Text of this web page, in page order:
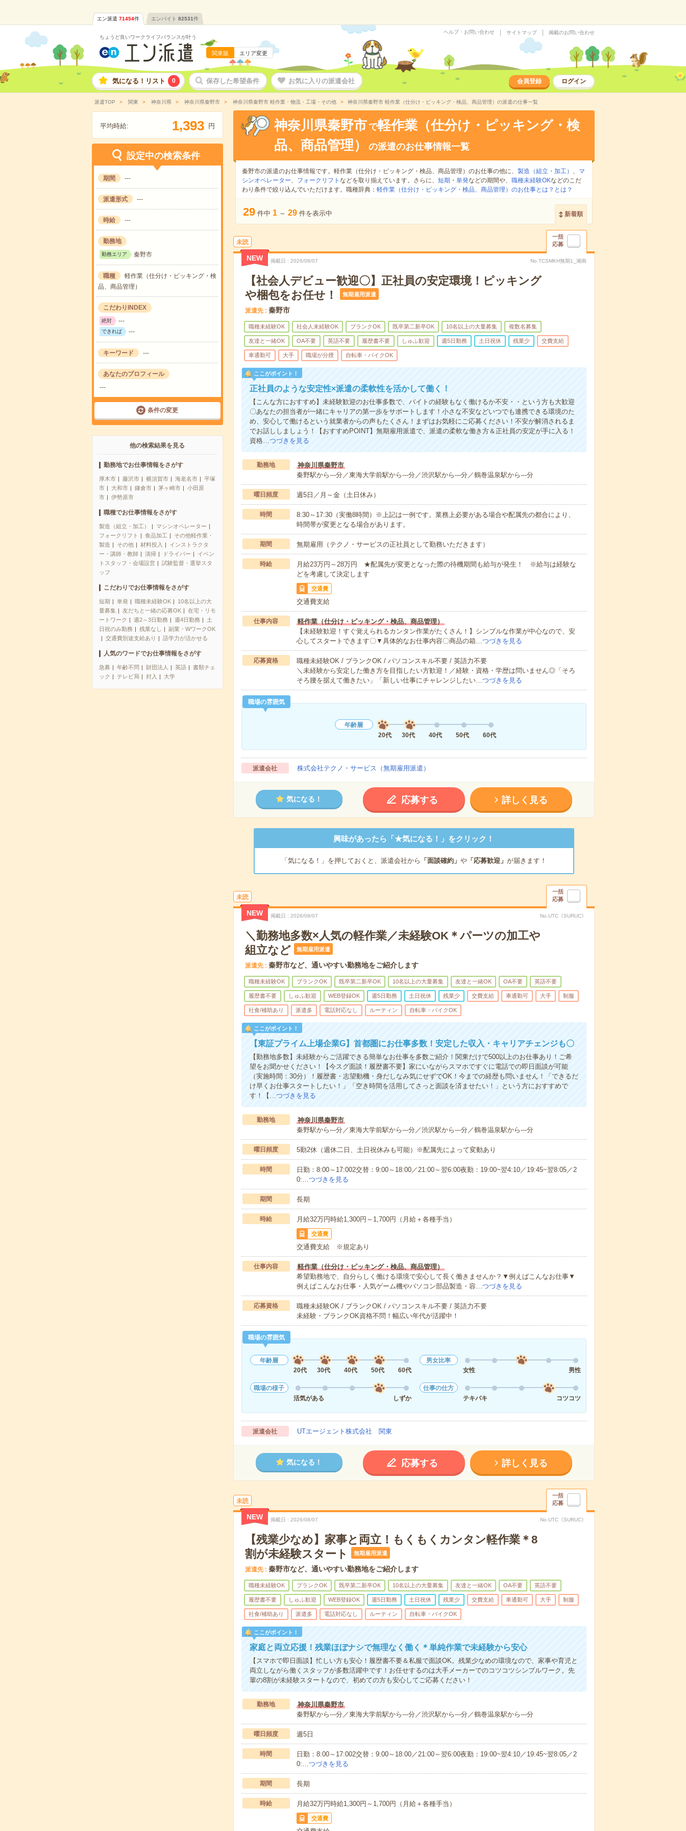
エン派遣 71454件 エンバイト 82531件
ちょうど良いワークライフバランスが叶う
関東版 エリア変更
ヘルプ・お問い合わせ サイトマップ 掲載のお問い合わせ
気になる！リスト 0 保存した希望条件 お気に入りの派遣会社 会員登録 ログイン
派遣TOP 関東 神奈川県 神奈川県秦野市 神奈川県秦野市 軽作業・物流・工場・その他 神奈川県秦野市 軽作業（仕分け・ピッキング・検品、商品管理）の派遣の仕事一覧
平均時給: 1,393 円
設定中の検索条件
期間 ---
派遣形式 ---
時給 ---
勤務地
勤務エリア 秦野市
職種
軽作業（仕分け・ピッキング・検
品、商品管理）
こだわりINDEX
絶対 ---
できれば ---
キーワード ---
あなたのプロフィール
---
条件の変更
他の検索結果を見る
勤務地でお仕事情報をさがす
厚木市 藤沢市 横須賀市 海老名市
平塚
市
大和市 鎌倉市 茅ヶ崎市
小田原
市
伊勢原市
職種でお仕事情報をさがす
製造（組立・加工）
マシンオペレーター
フォークリフト
食品加工
その他軽作業・
製造
その他 材料投入
インストラクタ
ー・講師・教師
清掃 ドライバー
イベン
トスタッフ・会場設営
試験監督・選挙スタ
ッフ
こだわりでお仕事情報をさがす
短期 単発 職種未経験OK
10名以上の大
量募集
友だちと一緒の応募OK
在宅・リモ
ートワーク
週2～3日勤務 週4日勤務
土
日祝のみ勤務
残業なし
副業・WワークOK
交通費別途支給あり
語学力が活かせる
人気のワードでお仕事情報をさがす
急募 年齢不問 財団法人 英語
書類チェ
ック
テレビ局 封入 大学
神奈川県秦野市 で軽作業（仕分け・ピッキング・検
品、商品管理）
の派遣のお仕事情報一覧
秦野市の派遣のお仕事情報です。軽作業（仕分け・ピッキング・検品、商品管理）のお仕事の他に、 製造（組立・加工） 、
マ
シンオペレーター、 フォークリフト などを取り揃えています。さらに、 短期 ・ 単発などの期間や、 職種未経験OKなどのこだ
わり条件で絞り込んでいただけます。職種辞典： 軽作業（仕分け・ピッキング・検品、商品管理）のお仕事とは？とは？
29 件中 1 ～ 29 件を表示中 新着順
未読
一括
応募
NEW 掲載日 2026/08/07 No.TCSMKH無期1_湘南
【社会人デビュー歓迎〇】正社員の安定環境！ピッキング
や梱包をお任せ！
無期雇用派遣
派遣先 秦野市
職種未経験OK 社会人未経験OK ブランクOK 既卒第二新卒OK 10名以上の大量募集 複数名募集
友達と一緒OK OA不要 英語不要 履歴書不要 しゅふ歓迎 週5日勤務 土日祝休 残業少 交費支給
車通勤可 大手 職場が分煙 自転車・バイクOK
ここがポイント！
正社員のような安定性×派遣の柔軟性を活かして働く！
【こんな方におすすめ】未経験歓迎のお仕事多数で、バイトの経験もなく働けるか不安・・という方も大歓迎
〇あなたの担当者が一緒にキャリアの第一歩をサポートします！小さな不安などいつでも連携できる環境のた
め、安心して働けるという就業者からの声もたくさん！まずはお気軽にご応募ください！不安が解消されるま
でお話ししましょう！【おすすめPOINT】無期雇用派遣で、派遣の柔軟な働き方＆正社員の安定が手に入る！
資格…つづきを見る
勤務地
神奈川県秦野市
秦野駅から---分／東海大学前駅から---分／渋沢駅から---分／鶴巻温泉駅から---分
曜日頻度 週5日／月～金（土日休み）
時間
8:30～17:30（実働8時間）※上記は一例です。業務上必要がある場合や配属先の都合により、
時間帯が変更となる場合があります。
期間 無期雇用（テクノ・サービスの正社員として勤務いただきます）
時給
月給23万円～28万円 ★配属先が変更となった際の待機期間も給与が発生！ ※給与は経験な
どを考慮して決定します
交通費
交通費支給
仕事内容
軽作業（仕分け・ピッキング・検品、商品管理）
【未経験歓迎！すぐ覚えられるカンタン作業がたくさん！】シンプルな作業が中心なので、安
心してスタートできます〇▼具体的なお仕事内容〇商品の箱…つづきを見る
応募資格
職種未経験OK / ブランクOK / パソコンスキル不要 / 英語力不要
＼未経験から安定した働き方を目指したい方歓迎！／経験・資格・学歴は問いません◎「そろ
そろ腰を据えて働きたい」「新しい仕事にチャレンジしたい…つづきを見る
職場の雰囲気
年齢層
20代
30代 40代 50代 60代
派遣会社 株式会社テクノ・サービス（無期雇用派遣）
気になる！ 応募する 詳しく見る
興味があったら「★気になる！」をクリック！
「気になる！」を押しておくと、派遣会社から 「面談確約」 や「応募歓迎」 が届きます！
未読
一括
応募
NEW 掲載日 2026/08/07 No.UTC《SURUC》
＼勤務地多数×人気の軽作業／未経験OK＊パーツの加工や
組立など
無期雇用派遣
派遣先 秦野市など、通いやすい勤務地をご紹介します
職種未経験OK ブランクOK 既卒第二新卒OK 10名以上の大量募集 友達と一緒OK OA不要 英語不要
履歴書不要 しゅふ歓迎 WEB登録OK 週5日勤務 土日祝休 残業少 交費支給 車通勤可 大手 制服
社食/補助あり 派遣多 電話対応なし ルーティン 自転車・バイクOK
ここがポイント！
【東証プライム上場企業G】首都圏にお仕事多数！安定した収入・キャリアチェンジも〇
【勤務地多数】未経験からご活躍できる簡単なお仕事を多数ご紹介！関東だけで500以上のお仕事あり！ご希
望をお聞かせください！【今スグ面談！履歴書不要】家にいながらスマホですぐに電話での即日面談が可能
（実施時間：30分）！履歴書・志望動機・身だしなみ気にせずでOK！今までの経歴も問いません！「できるだ
け早くお仕事スタートしたい！」「空き時間を活用してさっと面談を済ませたい！」という方におすすめで
す！【… つづきを見る
勤務地
神奈川県秦野市
秦野駅から---分／東海大学前駅から---分／渋沢駅から---分／鶴巻温泉駅から---分
曜日頻度 5勤2休（週休二日、土日祝休みも可能）※配属先によって変動あり
時間
日勤：8:00～17:002交替：9:00～18:00／21:00～翌6:00夜勤：19:00~翌4:10／19:45~翌8:05／2
0:… つづきを見る
期間 長期
時給 月給32万円時給1,300円～1,700円（月給＋各種手当）
交通費
交通費支給 ※規定あり
仕事内容
軽作業（仕分け・ピッキング・検品、商品管理）
希望勤務地で、自分らしく働ける環境で安心して長く働きませんか？▼例えばこんなお仕事▼
例えばこんなお仕事・人気ゲーム機やパソコン部品製造・容… つづきを見る
応募資格
職種未経験OK / ブランクOK / パソコンスキル不要 / 英語力不要
未経験・ブランクOK資格不問！幅広い年代が活躍中！
職場の雰囲気
年齢層
20代
30代 40代 50代 60代
男女比率
女性
男性
職場の様子
活気がある
しずか
仕事の仕方
テキパキ
コツコツ
派遣会社 UTエージェント株式会社 関東
気になる！ 応募する 詳しく見る
未読
一括
応募
NEW 掲載日 2026/08/07 No.UTC《SURUC》
【残業少なめ】家事と両立！もくもくカンタン軽作業＊8
割が未経験スタート
無期雇用派遣
派遣先 秦野市など、通いやすい勤務地をご紹介します
職種未経験OK ブランクOK 既卒第二新卒OK 10名以上の大量募集 友達と一緒OK OA不要 英語不要
履歴書不要 しゅふ歓迎 WEB登録OK 週5日勤務 土日祝休 残業少 交費支給 車通勤可 大手 制服
社食/補助あり 派遣多 電話対応なし ルーティン 自転車・バイクOK
ここがポイント！
家庭と両立応援！残業ほぼナシで無理なく働く＊単純作業で未経験から安心
【スマホで即日面談】忙しい方も安心！履歴書不要＆私服で面談OK。残業少なめの環境なので、家事や育児と
両立しながら働くスタッフが多数活躍中です！お任せするのは大手メーカーでのコツコツシンプルワーク。先
輩の8割が未経験スタートなので、初めての方も安心してご応募ください！
勤務地
神奈川県秦野市
秦野駅から---分／東海大学前駅から---分／渋沢駅から---分／鶴巻温泉駅から---分
曜日頻度 週5日
時間
日勤：8:00～17:002交替：9:00～18:00／21:00～翌6:00夜勤：19:00~翌4:10／19:45~翌8:05／2
0:… つづきを見る
期間 長期
時給 月給32万円時給1,300円～1,700円（月給＋各種手当）
交通費